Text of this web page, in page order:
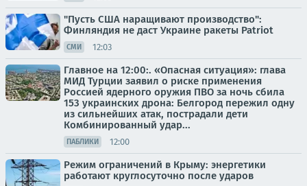
"Пусть США наращивают производство":
Финляндия не даст Украине ракеты Patriot
СМИ 12:03
Главное на 12:00:. «Опасная ситуация»: глава
МИД Турции заявил о риске применения
Россией ядерного оружия ПВО за ночь сбила
153 украинских дрона: Белгород пережил одну
из сильнейших атак, пострадали дети
Комбинированный удар...
ПАБЛИКИ 12:00
Режим ограничений в Крыму: энергетики
работают круглосуточно после ударов